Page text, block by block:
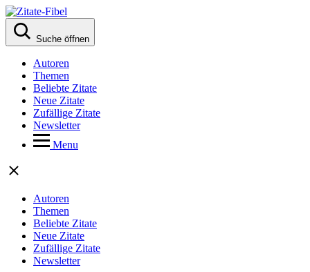
Suche öffnen
Autoren
Themen
Beliebte Zitate
Neue Zitate
Zufällige Zitate
Newsletter
Menu
Autoren
Themen
Beliebte Zitate
Neue Zitate
Zufällige Zitate
Newsletter